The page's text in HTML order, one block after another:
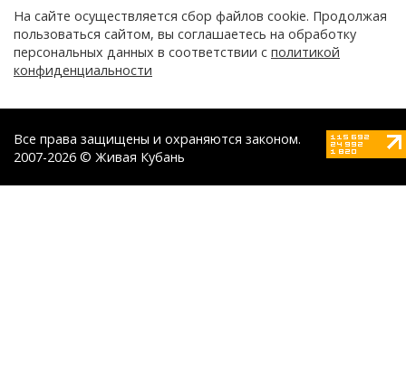
На сайте осуществляется сбор файлов cookie. Продолжая
пользоваться сайтом, вы соглашаетесь на обработку
персональных данных в соответствии с политикой
конфиденциальности
Все права защищены и охраняются законом.
2007-2026 © Живая Кубань